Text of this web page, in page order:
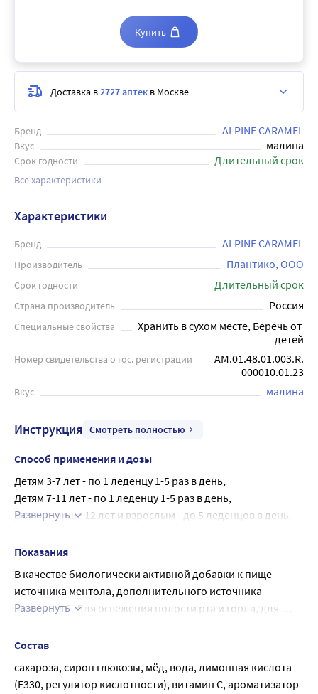
Бренд ALPINE CARAMEL
Вкус малина
Срок годности Длительный срок
Все характеристики
Купить
Доставка в2727 аптек в Москве
Характеристики
Бренд ALPINE CARAMEL
Производитель Плантико, ООО
Срок годности Длительный срок
Страна производитель Россия
Специальные свойства
Хранить в сухом месте, Беречь от
детей
Номер свидетельства о гос. регистрации
AM.01.48.01.003.R.
000010.01.23
Вкус малина
Инструкция Смотреть полностью
Способ применения и дозы
Детям 3-7 лет - по 1 леденцу 1-5 раз в день,
Детям 7-11 лет - по 1 леденцу 1-5 раз в день,
Детям старше 12 лет и взрослым - до 5 леденцов в день.
Развернуть
Показания
В качестве биологически активной добавки к пище -
источника ментола, дополнительного источника
витамина С. Для освежения полости рта и горла, для
респираторных заболеваниях, в том числе
симптомами простудных заболеваний
Развернуть
Состав
сахароза, сироп глюкозы, мёд, вода, лимонная кислота
(Е330, регулятор кислотности), витамин С, ароматизатор